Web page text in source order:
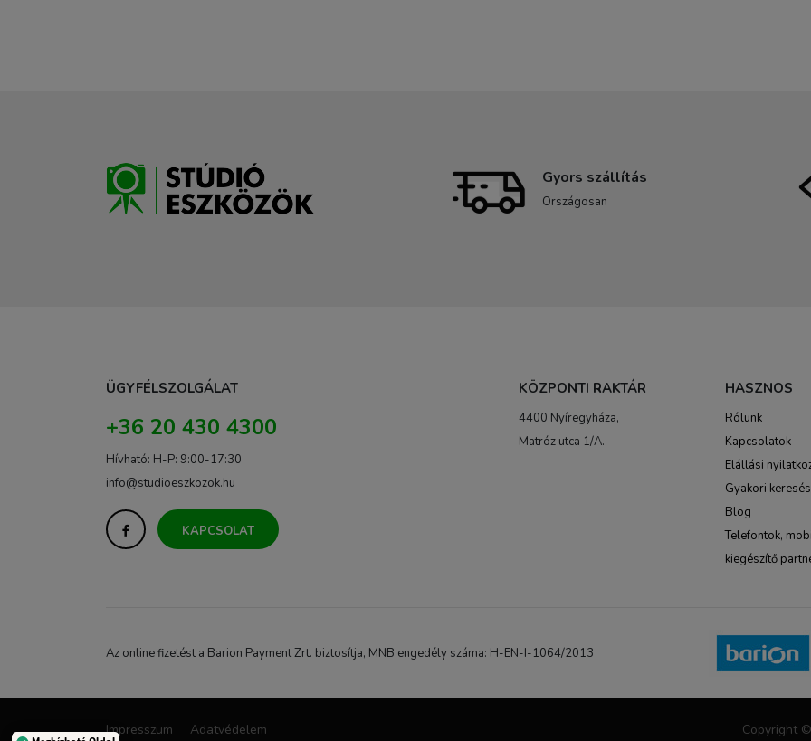
Gyors szállítás
Országosan
ÜGYFÉLSZOLGÁLAT
+36 20 430 4300
Hívható: H-P: 9:00-17:30
info@studioeszkozok.hu
KAPCSOLAT
KÖZPONTI RAKTÁR
4400 Nyíregyháza,
Matróz utca 1/A.
HASZNOS
Rólunk
Kapcsolatok
Elállási
Gyakori
Blog
Telefontok,
kiegészítő
Az online fizetést a Barion Payment Zrt. biztosítja, MNB engedély száma: H-EN-I-1064/2013
Impresszum Adatvédelem Copyright